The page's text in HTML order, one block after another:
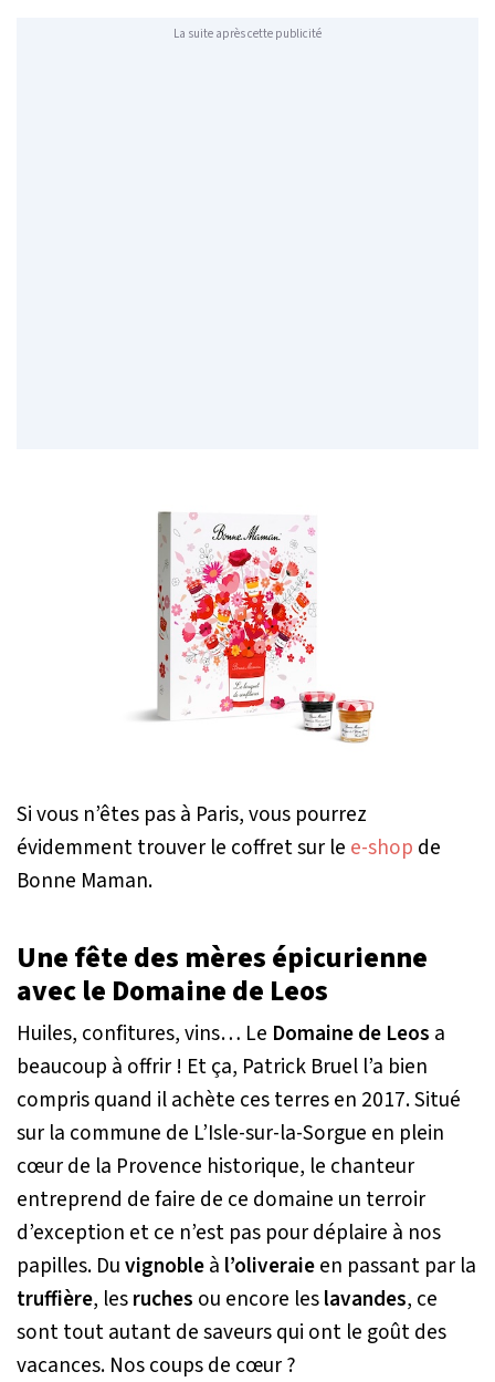
La suite après cette publicité
Si vous n’êtes pas à Paris, vous pourrez
évidemment trouver le coffret sur le e-shop de
Bonne Maman.
Une fête des mères épicurienne
avec le Domaine de Leos
Huiles, confitures, vins… Le Domaine de Leos a
beaucoup à offrir ! Et ça, Patrick Bruel l’a bien
compris quand il achète ces terres en 2017. Situé
sur la commune de L’Isle-sur-la-Sorgue en plein
cœur de la Provence historique, le chanteur
entreprend de faire de ce domaine un terroir
d’exception et ce n’est pas pour déplaire à nos
papilles. Duvignobleà l’oliveraieen passant par la
truffière, lesruches ou encore leslavandes, ce
sont tout autant de saveurs qui ont le goût des
vacances. Nos coups de cœur ?